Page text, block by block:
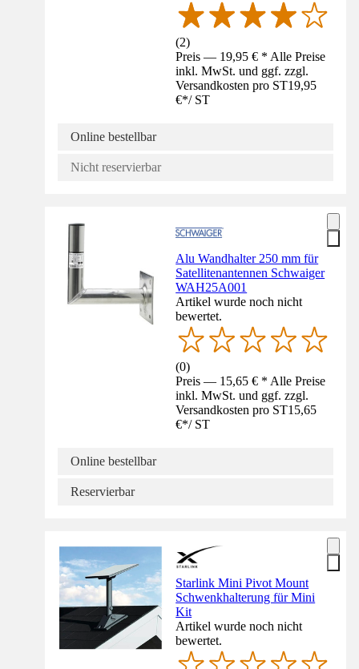
(2)
Preis — 19,95 € * Alle Preise
inkl. MwSt. und ggf. zzgl.
Versandkosten pro ST19,95
€*/ ST
Online bestellbar
Nicht reservierbar
Alu Wandhalter 250 mm für
Satellitenantennen Schwaiger
WAH25A001
Artikel wurde noch nicht
bewertet.
(0)
Preis — 15,65 € * Alle Preise
inkl. MwSt. und ggf. zzgl.
Versandkosten pro ST15,65
€*/ ST
Online bestellbar
Reservierbar
Starlink Mini Pivot Mount
Schwenkhalterung für Mini
Kit
Artikel wurde noch nicht
bewertet.